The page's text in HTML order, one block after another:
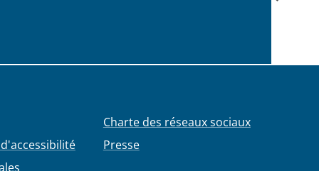
Charte des réseaux sociaux
Presse